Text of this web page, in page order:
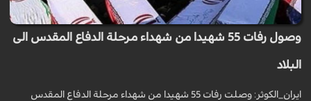
وصول رفات 55 شهيدا من شهداء مرحلة الدفاع المقدس الى
البلاد
ايران_الكوثر: وصلت رفات 55 شهيدا من شهداء مرحلة الدفاع المقدس